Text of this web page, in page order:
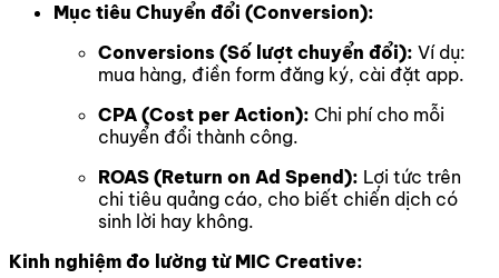
Mục tiêu Chuyển đổi (Conversion):
Conversions (Số lượt chuyển đổi): Ví dụ:
mua hàng, điền form đăng ký, cài đặt app.
CPA (Cost per Action): Chi phí cho mỗi
chuyển đổi thành công.
ROAS (Return on Ad Spend): Lợi tức trên
chi tiêu quảng cáo, cho biết chiến dịch có
sinh lời hay không.
Kinh nghiệm đo lường từ MIC Creative: